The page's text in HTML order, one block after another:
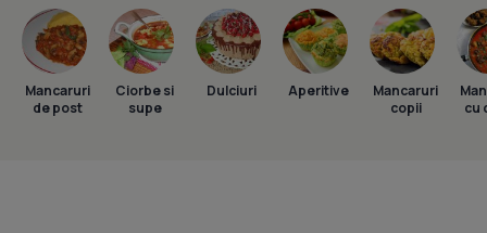
Mancaruri
de post
Ciorbe si
supe
Dulciuri Aperitive
Mancaruri
copii
cu